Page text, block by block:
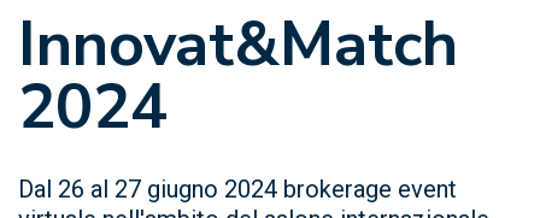
Innovat&Match
2024
Dal 26 al 27 giugno 2024 brokerage event